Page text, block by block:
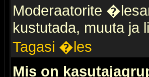
Moderaatorite
kustutada, muuta ja
Tagasi �les
Mis on